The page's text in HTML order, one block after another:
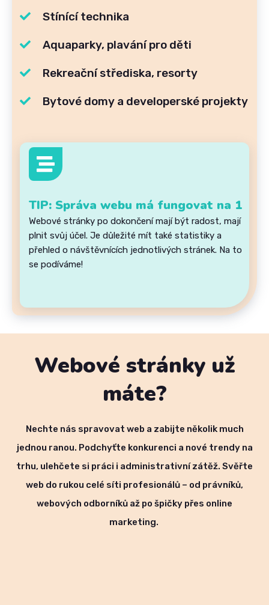
Stínící technika
Aquaparky, plavání pro děti
Rekreační střediska, resorty
Bytové domy a developerské projekty
TIP: Správa webu má fungovat na 1
Webové stránky po dokončení mají být radost, mají
plnit svůj účel. Je důležité mít také statistiky a
přehled o návštěvnících jednotlivých stránek. Na to
se podíváme!
Webové stránky už
máte?
Nechte nás spravovat web a zabijte několik much
jednou ranou. Podchyťte konkurenci a nové trendy na
trhu, ulehčete si práci i administrativní zátěž. Svěřte
web do rukou celé síti profesionálů – od právníků,
webových odborníků až po špičky přes online
marketing.